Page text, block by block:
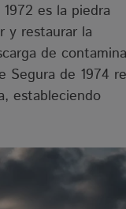
es la piedra
y restaurar la
de
Segura de 1974
estableciendo